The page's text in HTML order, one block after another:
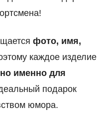
фото, имя,
каждое изделие
именно для
подарок
юмора.